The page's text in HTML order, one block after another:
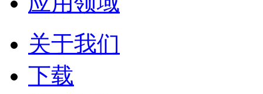
关于我们
下载